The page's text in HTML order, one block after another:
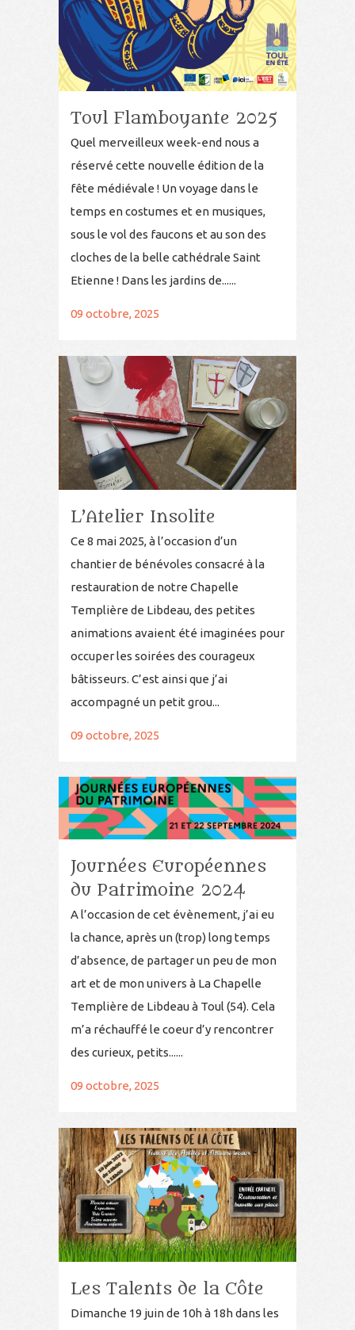
Toul Flamboyante 2025
Quel merveilleux week-end nous a
réservé cette nouvelle édition de la
fête médiévale ! Un voyage dans le
temps en costumes et en musiques,
sous le vol des faucons et au son des
cloches de la belle cathédrale Saint
Etienne ! Dans les jardins de......
09 octobre, 2025
L’Atelier Insolite
Ce 8 mai 2025, à l’occasion d’un
chantier de bénévoles consacré à la
restauration de notre Chapelle
Templière de Libdeau, des petites
animations avaient été imaginées pour
occuper les soirées des courageux
bâtisseurs. C’est ainsi que j’ai
accompagné un petit grou...
09 octobre, 2025
Journées Européennes
du Patrimoine 2024
A l’occasion de cet évènement, j’ai eu
la chance, après un (trop) long temps
d’absence, de partager un peu de mon
art et de mon univers à La Chapelle
Templière de Libdeau à Toul (54). Cela
m’a réchauffé le coeur d’y rencontrer
des curieux, petits......
09 octobre, 2025
Les Talents de la Côte
Dimanche 19 juin de 10h à 18h dans les